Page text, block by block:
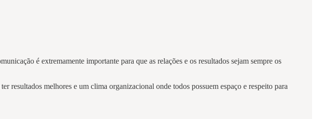
é extremamente importante para que as relações e os resultados sejam sempre os
resultados melhores e um clima organizacional onde todos possuem espaço e respeito para